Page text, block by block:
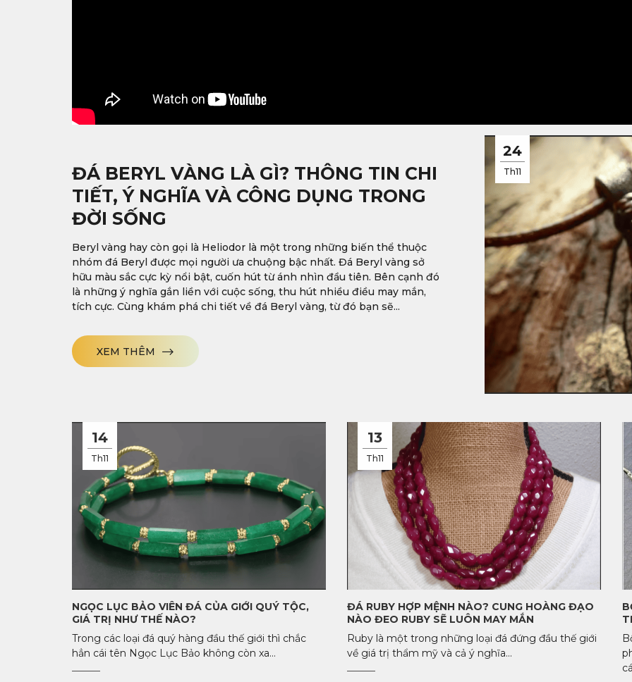
ĐÁ BERYL VÀNG LÀ GÌ? THÔNG TIN CHI
TIẾT, Ý NGHĨA VÀ CÔNG DỤNG TRONG
ĐỜI SỐNG
Beryl vàng hay còn gọi là Heliodor là một trong những biến thể thuộc
nhóm đá Beryl được mọi người ưa chuộng bậc nhất. Đá Beryl vàng sở
hữu màu sắc cực kỳ nổi bật, cuốn hút từ ánh nhìn đầu tiên. Bên cạnh đó
là những ý nghĩa gắn liền với cuộc sống, thu hút nhiều điều may mắn,
tích cực. Cùng khám phá chi tiết về đá Beryl vàng, từ đó bạn sẽ...
XEM THÊM
24
Th11
14
Th11
NGỌC LỤC BẢO VIÊN ĐÁ CỦA GIỚI QUÝ TỘC,
GIÁ TRỊ NHƯ THẾ NÀO?
Trong các loại đá quý hàng đầu thế giới thì chắc
hẳn cái tên Ngọc Lục Bảo không còn xa...
13
Th11
ĐÁ RUBY HỢP MỆNH NÀO? CUNG HOÀNG ĐẠO
NÀO ĐEO RUBY SẼ LUÔN MAY MẮN
Ruby là một trong những loại đá đứng đầu thế giới
về giá trị thẩm mỹ và cả ý nghĩa...